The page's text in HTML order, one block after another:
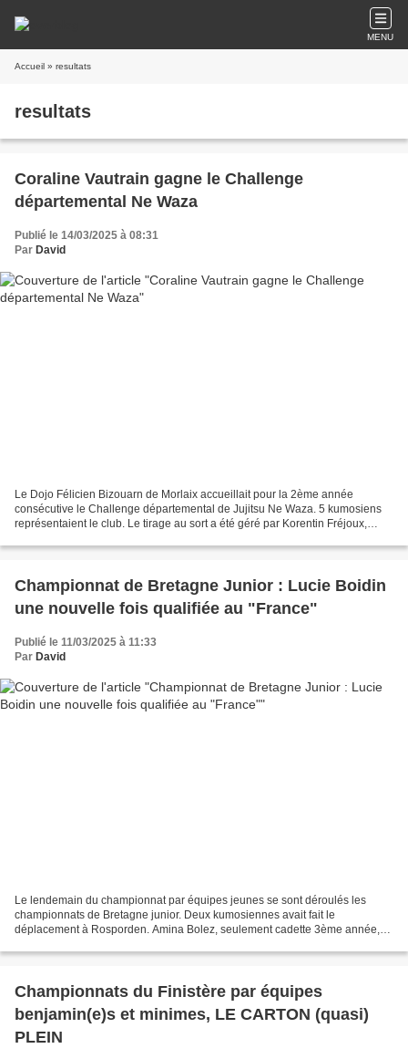
MENU
Accueil » resultats
resultats
Coraline Vautrain gagne le Challenge
départemental Ne Waza
Publié le 14/03/2025 à 08:31
Par David
Le Dojo Félicien Bizouarn de Morlaix accueillait pour la 2ème année
consécutive le Challenge départemental de Jujitsu Ne Waza. 5 kumosiens
représentaient le club. Le tirage au sort a été géré par Korentin Fréjoux,
Championnat de Bretagne Junior : Lucie Boidin
une nouvelle fois qualifiée au "France"
Publié le 11/03/2025 à 11:33
Par David
Le lendemain du championnat par équipes jeunes se sont déroulés les
championnats de Bretagne junior. Deux kumosiennes avait fait le
déplacement à Rosporden. Amina Bolez, seulement cadette 3ème année,
Championnats du Finistère par équipes
benjamin(e)s et minimes, LE CARTON (quasi)
PLEIN